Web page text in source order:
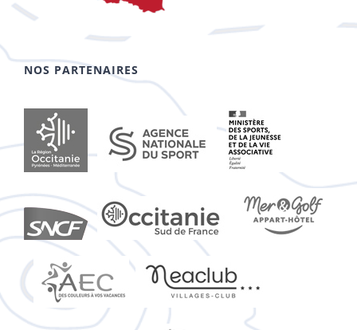
NOS PARTENAIRES